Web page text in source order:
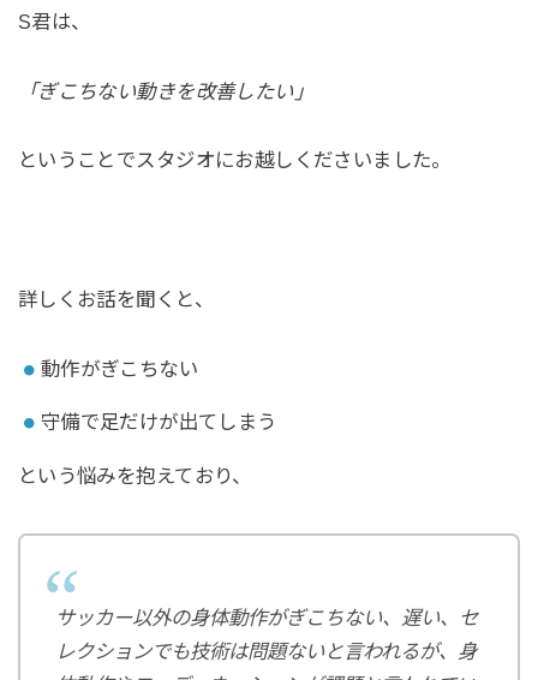
S君は、
「ぎこちない動きを改善したい」
ということでスタジオにお越しくださいました。
詳しくお話を聞くと、
動作がぎこちない
守備で足だけが出てしまう
という悩みを抱えており、
サッカー以外の身体動作がぎこちない、遅い、セ
レクションでも技術は問題ないと言われるが、身